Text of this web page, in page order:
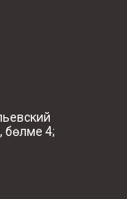
бөлме 4;